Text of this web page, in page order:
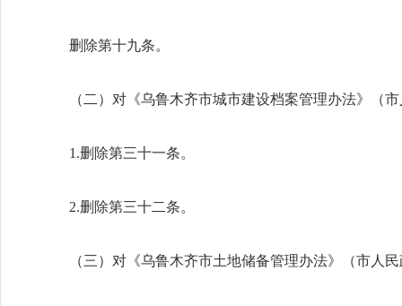
删除第十九条。
（二）对《乌鲁木齐市城市建设档案管理办法》（
1.删除第三十一条。
2.删除第三十二条。
（三）对《乌鲁木齐市土地储备管理办法》（市人